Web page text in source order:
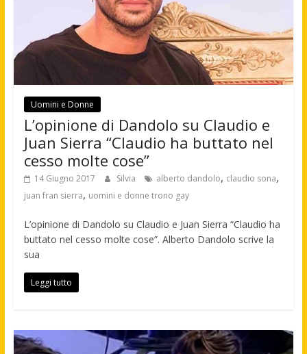
Uomini e Donne
L’opinione di Dandolo su Claudio e
Juan Sierra “Claudio ha buttato nel
cesso molte cose”
14 Giugno 2017 Silvia alberto dandolo, claudio sona,
juan fran sierra, uomini e donne trono gay
L’opinione di Dandolo su Claudio e Juan Sierra “Claudio ha
buttato nel cesso molte cose”. Alberto Dandolo scrive la
sua
Leggi tutto